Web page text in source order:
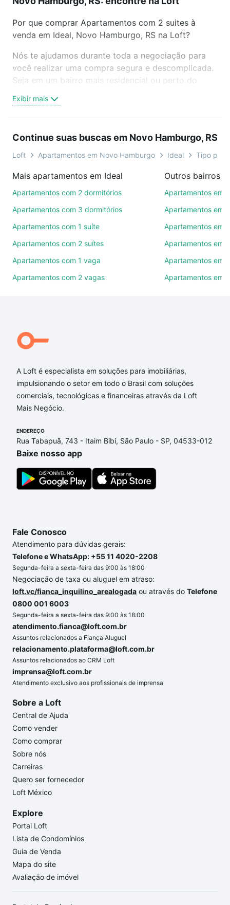
Por que comprar Apartamentos com 2 suites à
venda em Ideal, Novo Hamburgo, RS na Loft?
Nós te ajudamos durante toda a negociação para
você realizar uma compra segura e descomplicada.
Seja em um bairro mais residencial ou perto do
oferta ideal de Apartamentos com 2 suites à venda
em Ideal, Novo Hamburgo, RS para conquistar seu
videochamada, é grátis, sem compromisso e você
ainda conta com mais de 46 mil corretores e
de imóveis.
Como escolher um imóvel?
ruas, bairros e até condomínios favoritos. Você
também pode usar os filtros como quantidade de
quartos, suítes, com ou sem vaga de garagem para
comodidades, como piscina, academia, salão de
Qual o preço de Apartamentos com 2 suites à
venda em Ideal, Novo Hamburgo, RS?
Aqui na Loft temos a oferta ideal para você, com
Apartamentos com 2 suites à venda em Ideal, Novo
Hamburgo, RS que custam a partir de R$ 0 e com
nossas opções de financiamento imobiliário as
ainda tem alguma dúvida dos custos envolvidos no
processo de compra, veja em nosso portal quanto
custa comprar um apartamento
gente para comprar o imóvel dos seus sonhos com
segurança e conforto. Loft, com você até as
Exibir mais
Continue suas buscas em Novo Hamburgo, RS
Loft Apartamentos em Novo Hamburgo Ideal Tipo
Mais apartamentos em Ideal
Apartamentos com 2 dormitórios
Apartamentos com 3 dormitórios
Apartamentos com 1 suíte
Apartamentos com 2 suítes
Apartamentos com 1 vaga
Apartamentos com 2 vagas
Apartamentos em
Apartamentos em
Apartamentos em
Apartamentos em
Apartamentos em
Apartamentos em
A Loft é especialista em soluções para imobiliárias,
impulsionando o setor em todo o Brasil com soluções
comerciais, tecnológicas e financeiras através da Loft
Mais Negócio.
ENDEREÇO
Rua Tabapuã, 743 - Itaim Bibi, São Paulo - SP, 04533-012
Baixe nosso app
Fale Conosco
Atendimento para dúvidas gerais:
Telefone e WhatsApp: +55 11 4020-2208
Segunda-feira a sexta-feira das 9:00 às 18:00
Negociação de taxa ou aluguel em atraso:
loft.vc/fianca_inquilino_arealogada ou através do Telefone
0800 001 6003
Segunda-feira a sexta-feira das 9:00 às 18:00
atendimento.fianca@loft.com.br
Assuntos relacionados a Fiança Aluguel
relacionamento.plataforma@loft.com.br
Assuntos relacionados ao CRM Loft
imprensa@loft.com.br
Atendimento exclusivo aos profissionais de imprensa
Sobre a Loft
Central de Ajuda
Como vender
Como comprar
Sobre nós
Carreiras
Quero ser fornecedor
Loft México
Explore
Portal Loft
Lista de Condomínios
Guia de Venda
Mapa do site
Avaliação de imóvel